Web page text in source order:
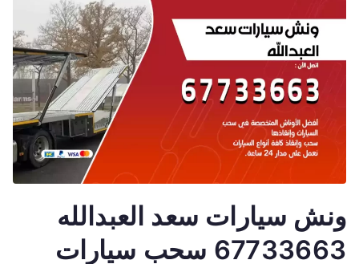
ونش سيارات سعد العبدالله
67733663 سحب سيارات